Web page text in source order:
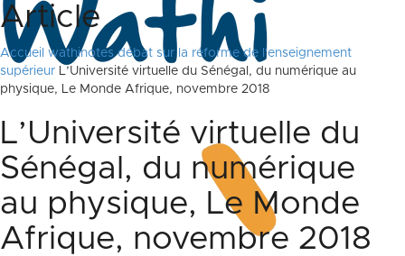
Article
Accueil wathinotes débat sur la réforme de l'enseignement
supérieur L’Université virtuelle du Sénégal, du numérique au
physique, Le Monde Afrique, novembre 2018
L’Université virtuelle du
Sénégal, du numérique
au physique, Le Monde
Afrique, novembre 2018